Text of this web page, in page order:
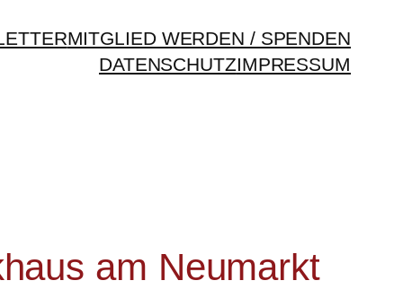
MITGLIED WERDEN / SPENDEN
DATENSCHUTZIMPRESSUM
am Neumarkt